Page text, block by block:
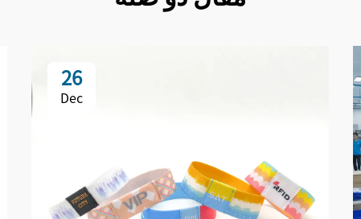
26
Dec